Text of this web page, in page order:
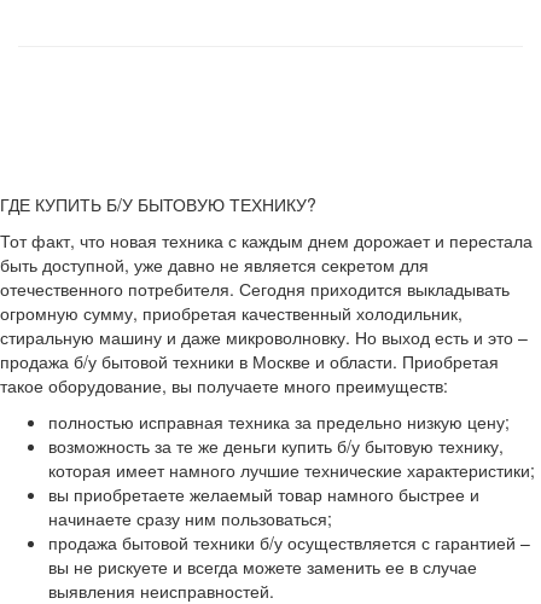
ГДЕ КУПИТЬ Б/У БЫТОВУЮ ТЕХНИКУ?
Тот факт, что новая техника с каждым днем дорожает и перестала
быть доступной, уже давно не является секретом для
отечественного потребителя. Сегодня приходится выкладывать
огромную сумму, приобретая качественный холодильник,
стиральную машину и даже микроволновку. Но выход есть и это –
продажа б/у бытовой техники в Москве и области. Приобретая
такое оборудование, вы получаете много преимуществ:
полностью исправная техника за предельно низкую цену;
возможность за те же деньги купить б/у бытовую технику,
которая имеет намного лучшие технические характеристики;
вы приобретаете желаемый товар намного быстрее и
начинаете сразу ним пользоваться;
продажа бытовой техники б/у осуществляется с гарантией –
вы не рискуете и всегда можете заменить ее в случае
выявления неисправностей.